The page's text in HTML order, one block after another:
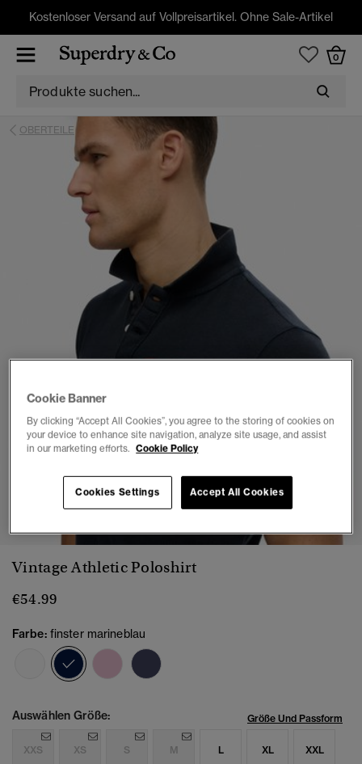
Kostenloser Versand auf Vollpreisartikel. Ohne Sale-Artikel
0
OBERTEILE
1 2 3 5 6 7
Vintage Athletic Poloshirt
€54.99
Farbe: finster marineblau
Ausgewählt
Auswählen Größe: Größe Und Passform
XXS XS S M L XL XXL
Cookie Banner
By clicking “Accept All Cookies”, you agree to the storing of cookies on
your device to enhance site navigation, analyze site usage, and assist
in our marketing efforts. Cookie Policy
Accept All Cookies
Cookies Settings